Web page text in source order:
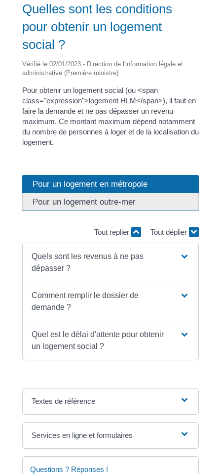
Quelles sont les conditions
pour obtenir un logement
social ?
Vérifié le 02/01/2023 - Direction de l'information légale et
administrative (Première ministre)
Pour obtenir un logement social (ou <span
class="expression">logement HLM</span>), il faut en
faire la demande et ne pas dépasser un revenu
maximum. Ce montant maximum dépend notamment
du nombre de personnes à loger et de la localisation du
logement.
Pour un logement en métropole
Pour un logement outre-mer
Tout replier Tout déplier
Quels sont les revenus à ne pas
dépasser ?
Comment remplir le dossier de
demande ?
Quel est le délai d'attente pour obtenir
un logement social ?
Textes de référence
Services en ligne et formulaires
Questions ? Réponses !